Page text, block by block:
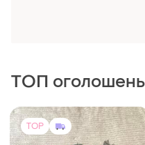
ТОП оголошень
TOP